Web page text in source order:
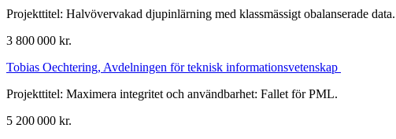
Projekttitel: Halvövervakad djupinlärning med klassmässigt obalanserade data.
3 800 000 kr.
Tobias Oechtering, Avdelningen för teknisk informationsvetenskap
Projekttitel: Maximera integritet och användbarhet: Fallet för PML.
5 200 000 kr.